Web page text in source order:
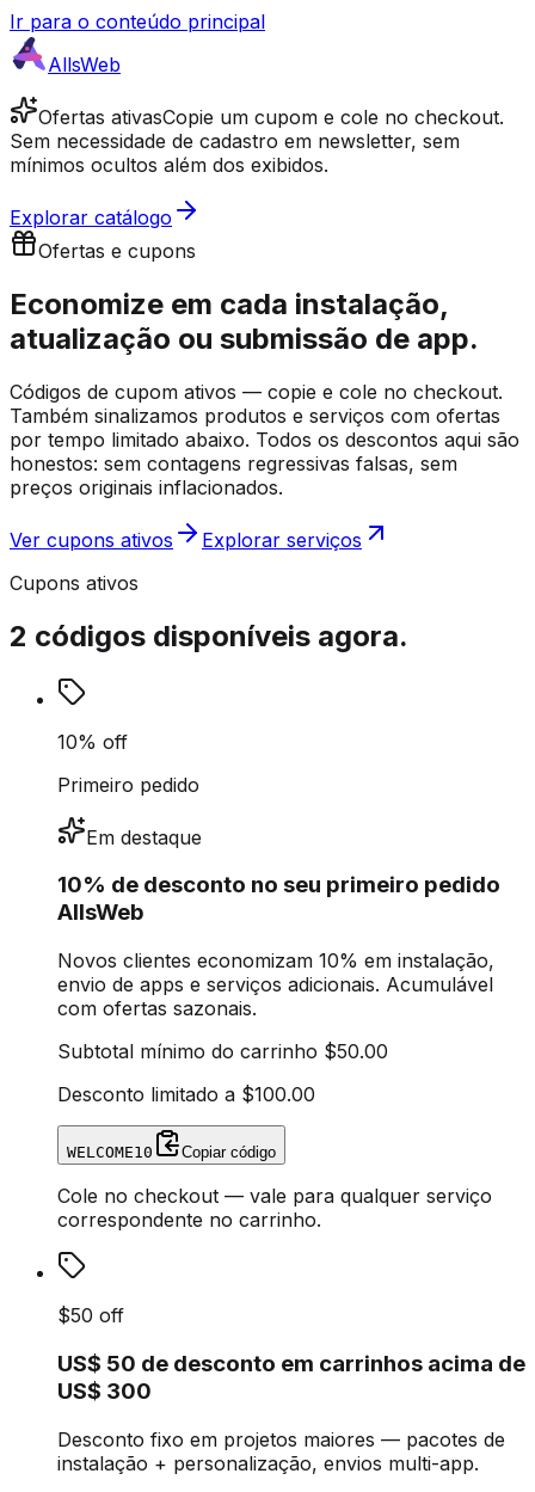
Ir para o conteúdo principal
AllsWeb
Ofertas ativasCopie um cupom e cole no checkout.
Sem necessidade de cadastro em newsletter, sem
mínimos ocultos além dos exibidos.
Explorar catálogo
Ofertas e cupons
Economize em cada instalação,
atualização ou submissão de app.
Códigos de cupom ativos — copie e cole no checkout.
Também sinalizamos produtos e serviços com ofertas
por tempo limitado abaixo. Todos os descontos aqui são
honestos: sem contagens regressivas falsas, sem
preços originais inflacionados.
Ver cupons ativos
Explorar serviços
Cupons ativos
2 códigos disponíveis agora.
10% off
Primeiro pedido
Em destaque
10% de desconto no seu primeiro pedido
AllsWeb
Novos clientes economizam 10% em instalação,
envio de apps e serviços adicionais. Acumulável
com ofertas sazonais.
Subtotal mínimo do carrinho $50.00
Desconto limitado a $100.00
WELCOME10 Copiar código
Cole no checkout — vale para qualquer serviço
correspondente no carrinho.
$50 off
US$ 50 de desconto em carrinhos acima de
US$ 300
Desconto fixo em projetos maiores — pacotes de
instalação + personalização, envios multi-app.